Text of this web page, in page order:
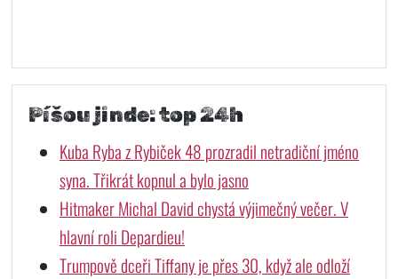
Píšou jinde: top 24h
Kuba Ryba z Rybiček 48 prozradil netradiční jméno
syna. Třikrát kopnul a bylo jasno
Hitmaker Michal David chystá výjimečný večer. V
hlavní roli Depardieu!
Trumpově dceři Tiffany je přes 30, když ale odloží